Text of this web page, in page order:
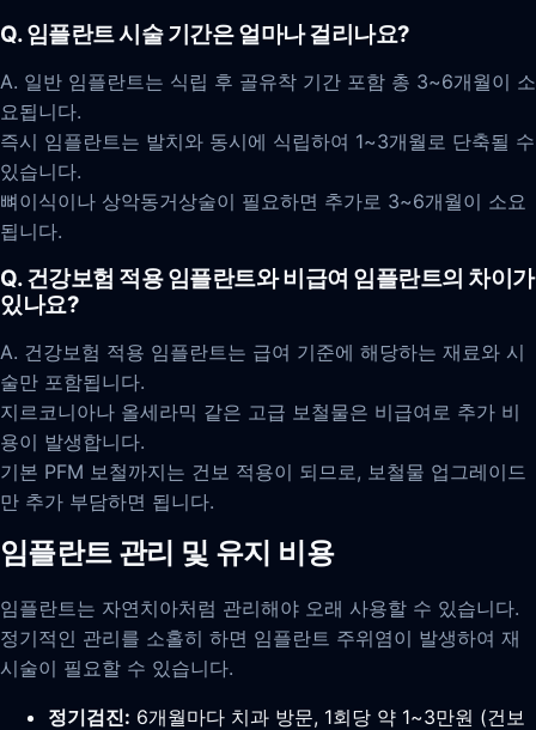
Q. 임플란트 시술 기간은 얼마나 걸리나요?
A. 일반 임플란트는 식립 후 골유착 기간 포함 총 3~6개월이 소
요됩니다.
즉시 임플란트는 발치와 동시에 식립하여 1~3개월로 단축될 수
있습니다.
뼈이식이나 상악동거상술이 필요하면 추가로 3~6개월이 소요
됩니다.
Q. 건강보험 적용 임플란트와 비급여 임플란트의 차이가
있나요?
A. 건강보험 적용 임플란트는 급여 기준에 해당하는 재료와 시
술만 포함됩니다.
지르코니아나 올세라믹 같은 고급 보철물은 비급여로 추가 비
용이 발생합니다.
기본 PFM 보철까지는 건보 적용이 되므로, 보철물 업그레이드
만 추가 부담하면 됩니다.
임플란트 관리 및 유지 비용
임플란트는 자연치아처럼 관리해야 오래 사용할 수 있습니다.
정기적인 관리를 소홀히 하면 임플란트 주위염이 발생하여 재
시술이 필요할 수 있습니다.
정기검진: 6개월마다 치과 방문, 1회당 약 1~3만원 (건보